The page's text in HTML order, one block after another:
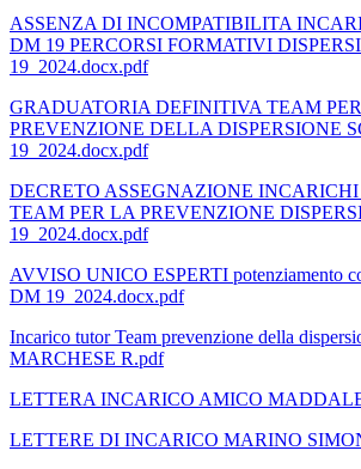
ASSENZA DI INCOMPATIBILITA
DM 19 PERCORSI FORMATIVI
19_2024.docx.pdf
GRADUATORIA DEFINITIVA TEAM
PREVENZIONE DELLA DISPERSIONE
19_2024.docx.pdf
DECRETO ASSEGNAZIONE INCARICHI
TEAM PER LA PREVENZIONE
19_2024.docx.pdf
AVVISO UNICO ESPERTI potenziamento
DM 19_2024.docx.pdf
Incarico tutor Team prevenzione della
MARCHESE R.pdf
LETTERA INCARICO AMICO
LETTERE DI INCARICO MARINO